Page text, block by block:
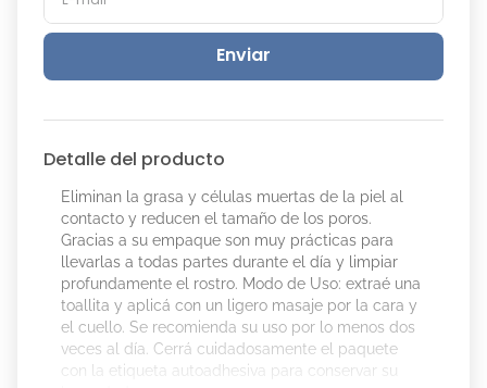
Enviar
Detalle del producto
Eliminan la grasa y células muertas de la piel al
contacto y reducen el tamaño de los poros.
Gracias a su empaque son muy prácticas para
llevarlas a todas partes durante el día y limpiar
profundamente el rostro. Modo de Uso: extraé una
toallita y aplicá con un ligero masaje por la cara y
el cuello. Se recomienda su uso por lo menos dos
veces al día. Cerrá cuidadosamente el paquete
con la etiqueta autoadhesiva para conservar su